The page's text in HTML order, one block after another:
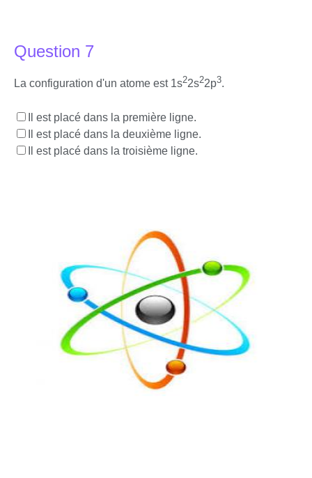
Question 7
La configuration d'un atome est 1s22s22p3.
Il est placé dans la première ligne.
Il est placé dans la deuxième ligne.
Il est placé dans la troisième ligne.